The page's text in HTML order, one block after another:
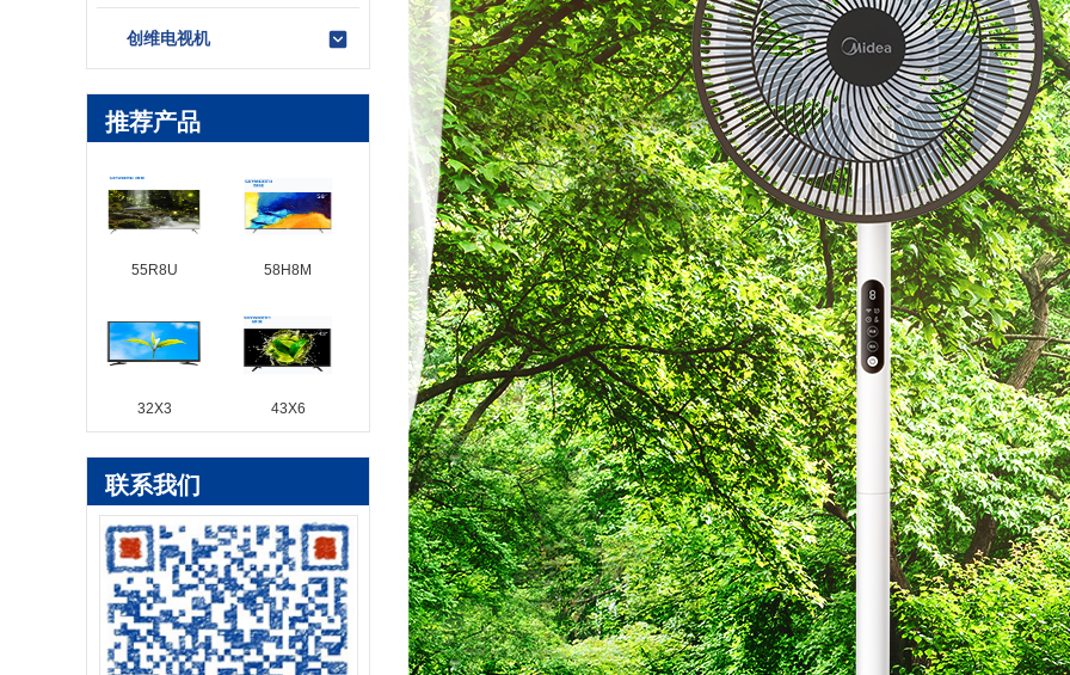
创维电视机
推荐产品
55R8U 58H8M
32X3 43X6
联系我们